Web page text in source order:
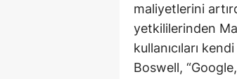
maliyetlerini
yetkililerinden
kullanıcıları
Boswell,